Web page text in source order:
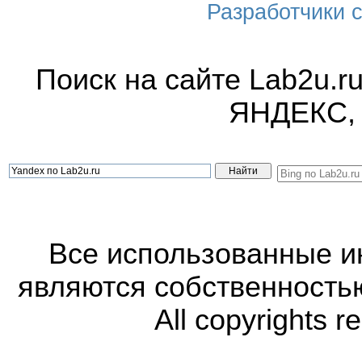
Разработчики
Поиск на сайте
ЯНДЕКС,
Все использованные
являются
All copyrights